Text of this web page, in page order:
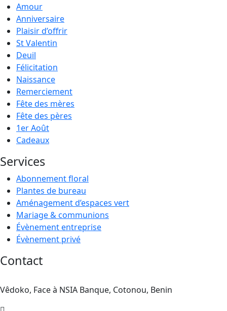
Amour
Anniversaire
Plaisir d’offrir
St Valentin
Deuil
Félicitation
Naissance
Remerciement
Fête des mères
Fête des pères
1er Août
Cadeaux
Services
Abonnement floral
Plantes de bureau
Aménagement d’espaces vert
Mariage & communions
Évènement entreprise
Évènement privé
Contact
Vêdoko, Face à NSIA Banque, Cotonou, Benin